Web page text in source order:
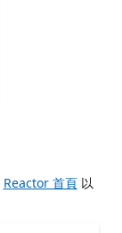
Reactor 首頁以